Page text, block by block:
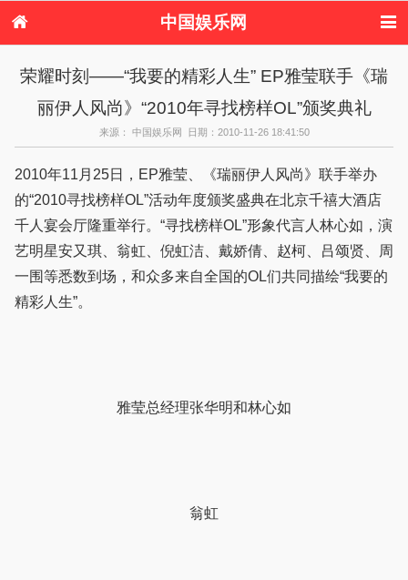
中国娱乐网
服饰
塑身 情感
健康
时尚
新娘 家庭
母婴
约会 品牌
荣耀时刻――“我要的精彩人生” EP雅莹联手《瑞
丽伊人风尚》“2010年寻找榜样OL”颁奖典礼
来源： 中国娱乐网 日期：2010-11-26 18:41:50
2010年11月25日，EP雅莹、《瑞丽伊人风尚》联手举办
的“2010寻找榜样OL”活动年度颁奖盛典在北京千禧大酒店
千人宴会厅隆重举行。“寻找榜样OL”形象代言人林心如，演
艺明星安又琪、翁虹、倪虹洁、戴娇倩、赵柯、吕颂贤、周
一围等悉数到场，和众多来自全国的OL们共同描绘“我要的
精彩人生”。
雅莹总经理张华明和林心如
翁虹